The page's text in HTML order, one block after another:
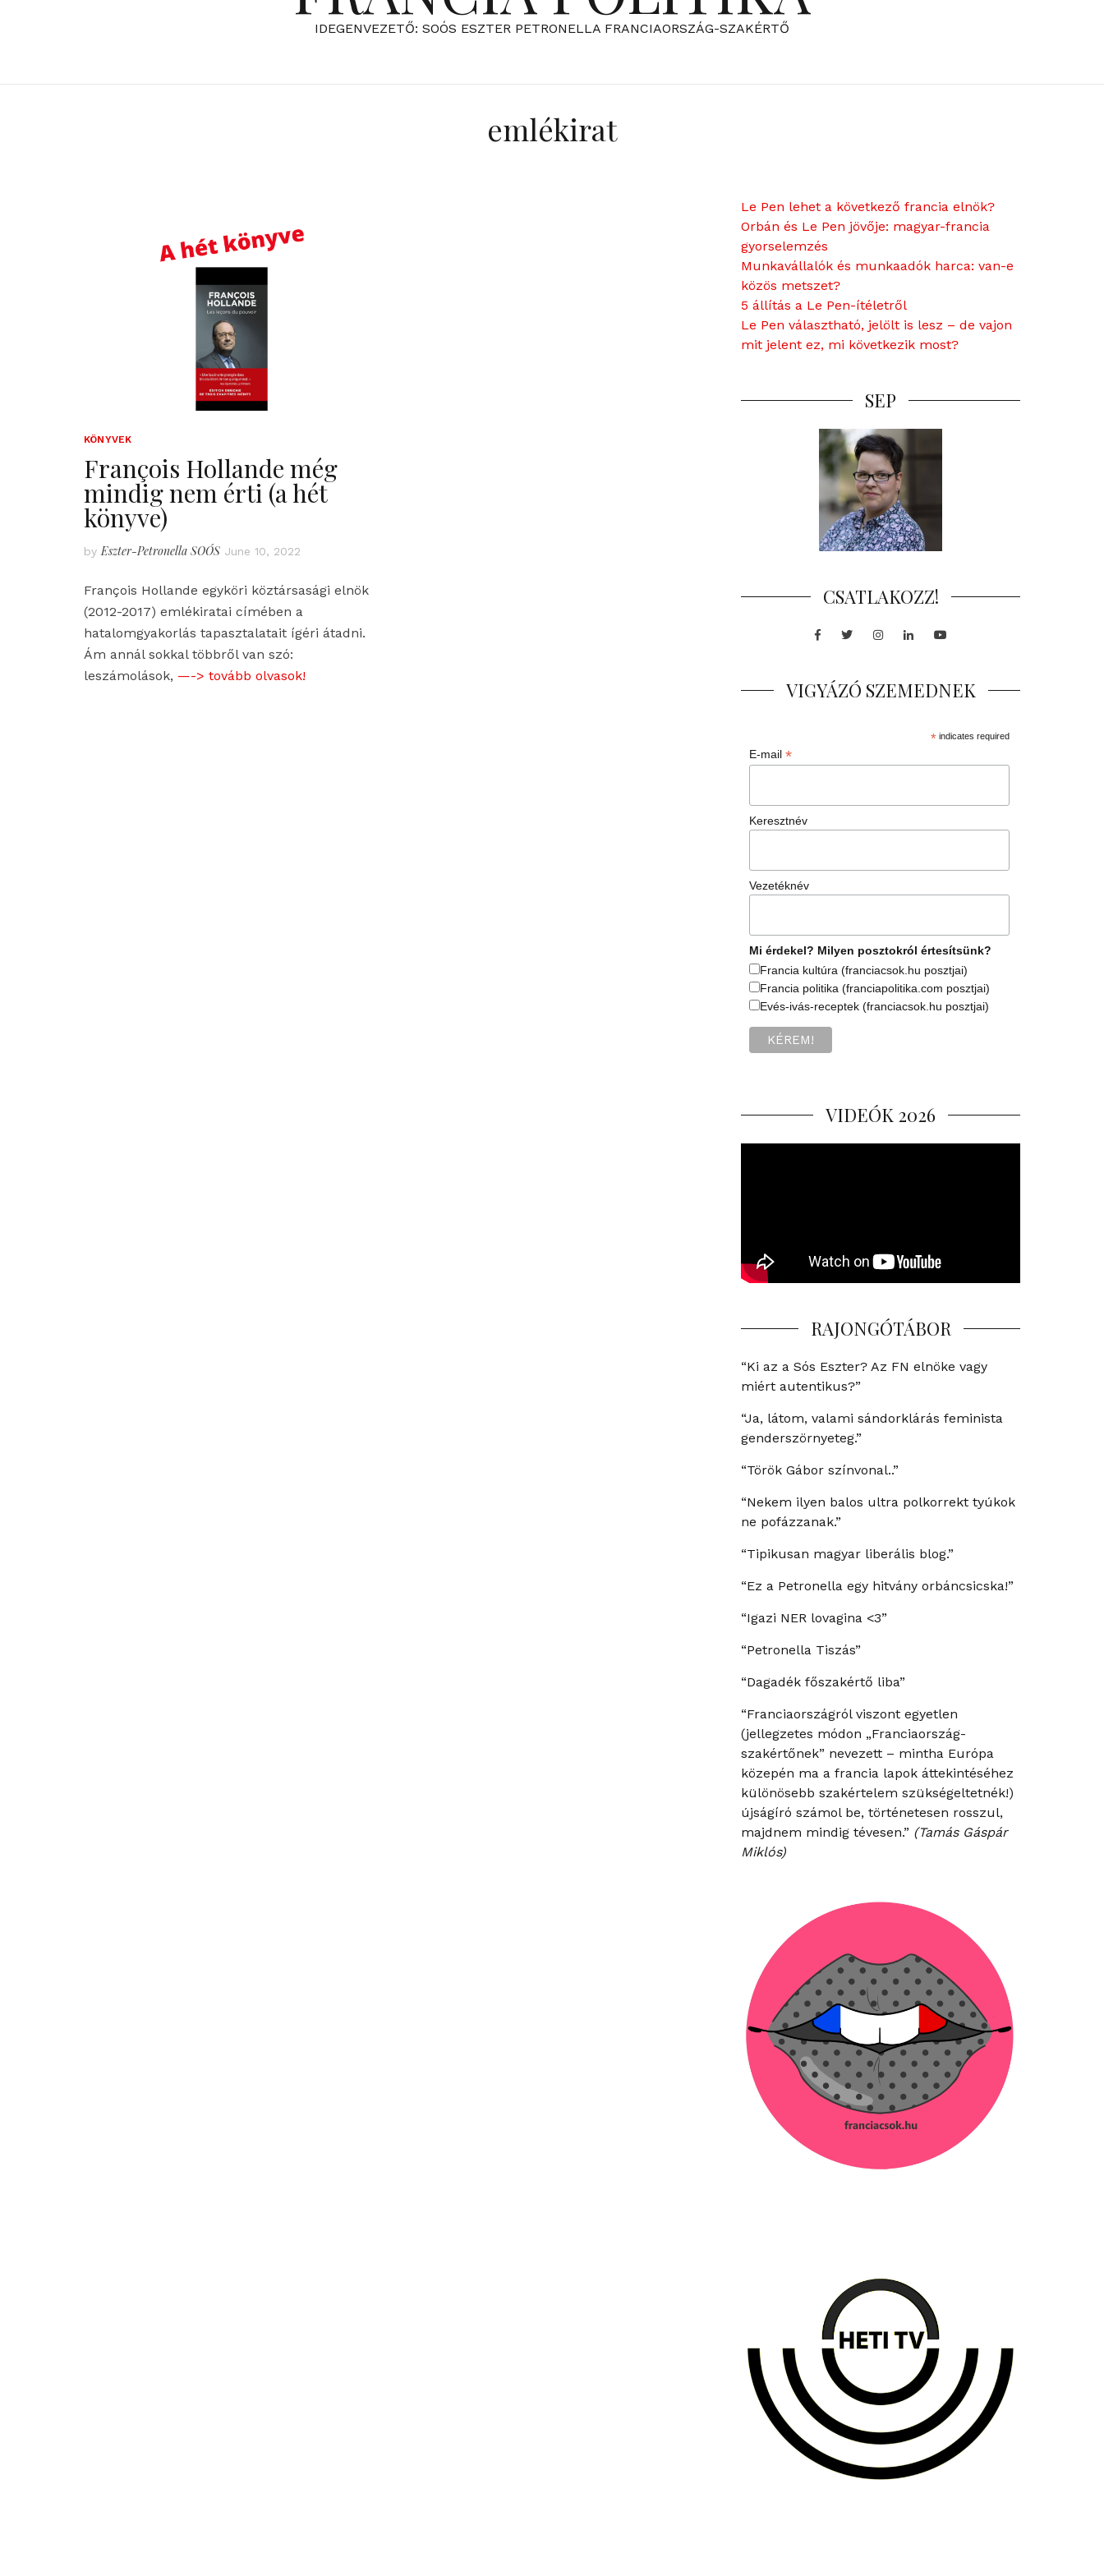
IDEGENVEZETŐ: SOÓS ESZTER PETRONELLA FRANCIAORSZÁG-SZAKÉRTŐ
emlékirat
KÖNYVEK
François Hollande még
mindig nem érti (a hét
könyve)
by Eszter-Petronella SOÓS June 10, 2022
François Hollande egyköri köztársasági elnök
(2012-2017) emlékiratai címében a
hatalomgyakorlás tapasztalatait ígéri átadni.
Ám annál sokkal többről van szó:
leszámolások, —-> tovább olvasok!
Le Pen lehet a következő francia elnök?
Orbán és Le Pen jövője: magyar-francia
gyorselemzés
Munkavállalók és munkaadók harca: van-e
közös metszet?
5 állítás a Le Pen-ítéletről
Le Pen választható, jelölt is lesz – de vajon
mit jelent ez, mi következik most?
SEP
CSATLAKOZZ!
Facebook
TwitterInstagram
LinkedInYoutube
VIGYÁZÓ SZEMEDNEK
*indicates required
E-mail*
Keresztnév
Vezetéknév
Mi érdekel? Milyen posztokról értesítsünk?
Francia kultúra (franciacsok.hu posztjai)
Francia politika (franciapolitika.com posztjai)
Evés-ivás-receptek (franciacsok.hu posztjai)
VIDEÓK 2026
RAJONGÓTÁBOR
“Ki az a Sós Eszter? Az FN elnöke vagy
miért autentikus?”
“Ja, látom, valami sándorklárás feminista
genderszörnyeteg.”
“Török Gábor színvonal..”
“Nekem ilyen balos ultra polkorrekt tyúkok
ne pofázzanak.”
“Tipikusan magyar liberális blog.”
“Ez a Petronella egy hitvány orbáncsicska!”
“Igazi NER lovagina <3”
“Petronella Tiszás”
“Dagadék főszakértő liba”
“Franciaországról viszont egyetlen
(jellegzetes módon „Franciaország-
szakértőnek” nevezett – mintha Európa
közepén ma a francia lapok áttekintéséhez
különösebb szakértelem szükségeltetnék!)
újságíró számol be, történetesen rosszul,
majdnem mindig tévesen.” (Tamás Gáspár
Miklós)